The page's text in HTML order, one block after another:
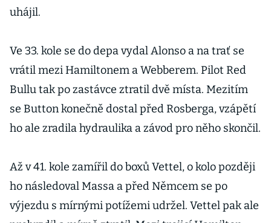
uhájil.
Ve 33. kole se do depa vydal Alonso a na trať se
vrátil mezi Hamiltonem a Webberem. Pilot Red
Bullu tak po zastávce ztratil dvě místa. Mezitím
se Button konečně dostal před Rosberga, vzápětí
ho ale zradila hydraulika a závod pro něho skončil.
Až v 41. kole zamířil do boxů Vettel, o kolo později
ho následoval Massa a před Němcem se po
výjezdu s mírnými potížemi udržel. Vettel pak ale